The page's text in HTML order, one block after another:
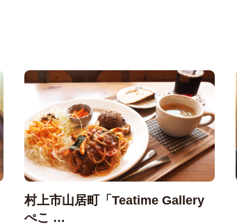
村上市山居町「Teatime Gallery
ぺこ …